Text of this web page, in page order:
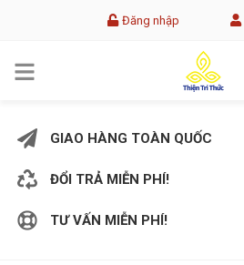
Đăng nhập
GIAO HÀNG TOÀN QUỐC
ĐỔI TRẢ MIỄN PHÍ!
TƯ VẤN MIỄN PHÍ!